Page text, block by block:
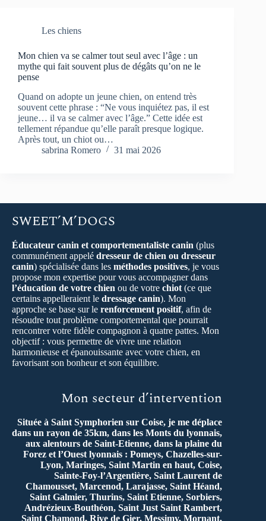
Les chiens
Mon chien va se calmer tout seul avec l’âge : un
mythe qui fait souvent plus de dégâts qu’on ne le
pense
Quand on adopte un jeune chien, on entend très
souvent cette phrase : “Ne vous inquiétez pas, il est
jeune… il va se calmer avec l’âge.” Cette idée est
tellement répandue qu’elle paraît presque logique.
Après tout, un chiot ou…
sabrina Romero
31 mai 2026
SWEET’M’DOGS
Éducateur canin et comportementaliste canin (plus
communément appelé dresseur de chien ou dresseur
canin) spécialisée dans les méthodes positives, je vous
propose mon expertise pour vous accompagner dans
l’éducation de votre chien ou de votre chiot (ce que
certains appelleraient le dressage canin). Mon
approche se base sur le renforcement positif, afin de
résoudre tout problème comportemental que pourrait
rencontrer votre fidèle compagnon à quatre pattes. Mon
objectif : vous permettre de vivre une relation
harmonieuse et épanouissante avec votre chien, en
favorisant son bonheur et son équilibre.
Mon secteur d’intervention
Située à Saint Symphorien sur Coise, je me déplace
dans un rayon de 35km, dans les Monts du lyonnais,
aux alentours de Saint-Etienne, dans la plaine du
Forez et l’Ouest lyonnais : Pomeys, Chazelles-sur-
Lyon, Maringes, Saint Martin en haut, Coise,
Sainte-Foy-l’Argentière, Saint Laurent de
Chamousset, Marcenod, Larajasse, Saint Héand,
Saint Galmier, Thurins, Saint Etienne, Sorbiers,
Andrézieux-Bouthéon, Saint Just Saint Rambert,
Saint Chamond, Rive de Gier, Messimy, Mornant,